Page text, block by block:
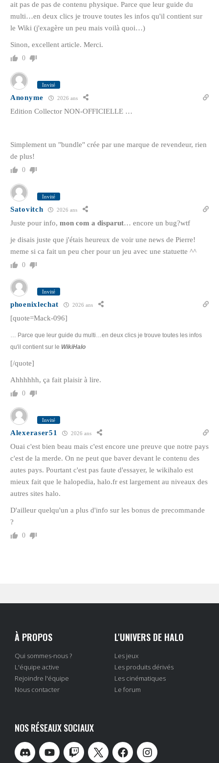
ait pas de pas de contenu physique. Parce que leur guide du
multi…en deux clics je trouve toutes les infos qu'il contient sur
le Wiki (j'exagère un peu mais voilà quoi…)
Sinon, excellent article. Merci.
0
Invité
Anonyme 2026 ans
Edition Collector NON-OFFICIELLE …
Simplement un "bundle" crée par une marque de revendeur, rien
de plus!
0
Invité
Satovitch 2026 ans
Juste pour info, mon com a disparut… encore un bug?wtf
je disais juste que j'étais heureux de voir une news de Pierre!
meme si ca fait un peu cher pour un jeu avec une statuette ^^
0
Invité
phoenixlechat 2026 ans
[quote=Mack-096]
… Parce que leur guide du multi…en deux clics je trouve toutes les infos
qu'il contient sur le WikiHalo
[/quote]
Ahhhhhh, ça fait plaisir à lire.
0
Invité
Alexeraser51 2026 ans
Ouai c'est bien beau mais c'est encore une preuve que notre pays
c'est de la merde. On ne peut que baver devant le contenu des
autes pays. Pourtant c'est pas faute d'essayer, le wikihalo est
mieux fait que le halopedia, halo.fr est largement au niveaux des
autres sites halo.
D'ailleur quelqu'un a plus d'info sur les bonus de precommande
?
0
À PROPOS
Qui sommes-nous ?
L'équipe active
Rejoindre l'équipe
Nous contacter
L'UNIVERS DE HALO
Les jeux
Les produits dérivés
Les cinématiques
Le forum
NOS RÉSEAUX SOCIAUX